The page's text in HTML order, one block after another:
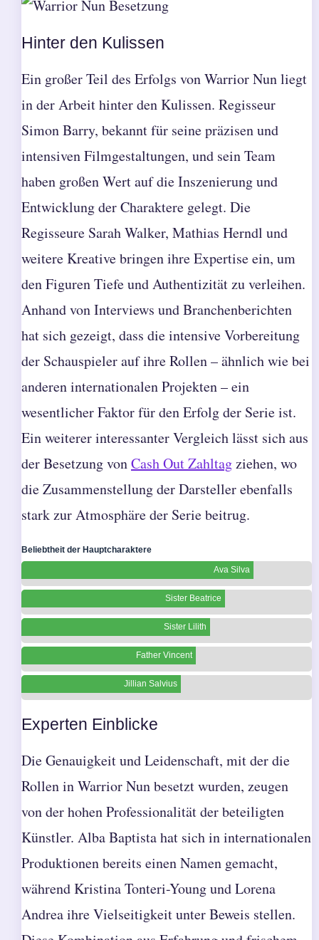
Hinter den Kulissen
Ein großer Teil des Erfolgs von Warrior Nun liegt
in der Arbeit hinter den Kulissen. Regisseur
Simon Barry, bekannt für seine präzisen und
intensiven Filmgestaltungen, und sein Team
haben großen Wert auf die Inszenierung und
Entwicklung der Charaktere gelegt. Die
Regisseure Sarah Walker, Mathias Herndl und
weitere Kreative bringen ihre Expertise ein, um
den Figuren Tiefe und Authentizität zu verleihen.
Anhand von Interviews und Branchenberichten
hat sich gezeigt, dass die intensive Vorbereitung
der Schauspieler auf ihre Rollen – ähnlich wie bei
anderen internationalen Projekten – ein
wesentlicher Faktor für den Erfolg der Serie ist.
Ein weiterer interessanter Vergleich lässt sich aus
der Besetzung vonCash Out Zahltagziehen, wo
die Zusammenstellung der Darsteller ebenfalls
stark zur Atmosphäre der Serie beitrug.
Beliebtheit der Hauptcharaktere
Ava Silva
Sister Beatrice
Sister Lilith
Father Vincent
Jillian Salvius
Experten Einblicke
Die Genauigkeit und Leidenschaft, mit der die
Rollen in Warrior Nun besetzt wurden, zeugen
von der hohen Professionalität der beteiligten
Künstler. Alba Baptista hat sich in internationalen
Produktionen bereits einen Namen gemacht,
während Kristina Tonteri-Young und Lorena
Andrea ihre Vielseitigkeit unter Beweis stellen.